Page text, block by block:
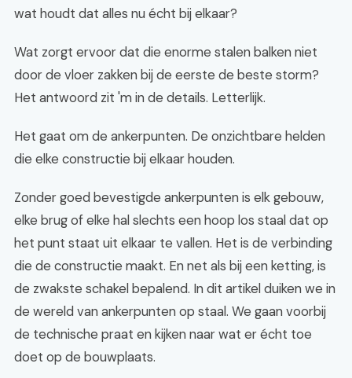
wat houdt dat alles nu écht bij elkaar?
Wat zorgt ervoor dat die enorme stalen balken niet
door de vloer zakken bij de eerste de beste storm?
Het antwoord zit 'm in de details. Letterlijk.
Het gaat om de ankerpunten. De onzichtbare helden
die elke constructie bij elkaar houden.
Zonder goed bevestigde ankerpunten is elk gebouw,
elke brug of elke hal slechts een hoop los staal dat op
het punt staat uit elkaar te vallen. Het is de verbinding
die de constructie maakt. En net als bij een ketting, is
de zwakste schakel bepalend. In dit artikel duiken we in
de wereld van ankerpunten op staal. We gaan voorbij
de technische praat en kijken naar wat er écht toe
doet op de bouwplaats.